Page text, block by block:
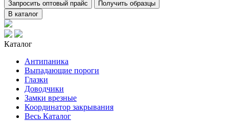
Запросить оптовый прайс
Получить образцы
В каталог
Каталог
Антипаника
Выпадающие пороги
Глазки
Доводчики
Замки врезные
Координатор закрывания
Весь Каталог